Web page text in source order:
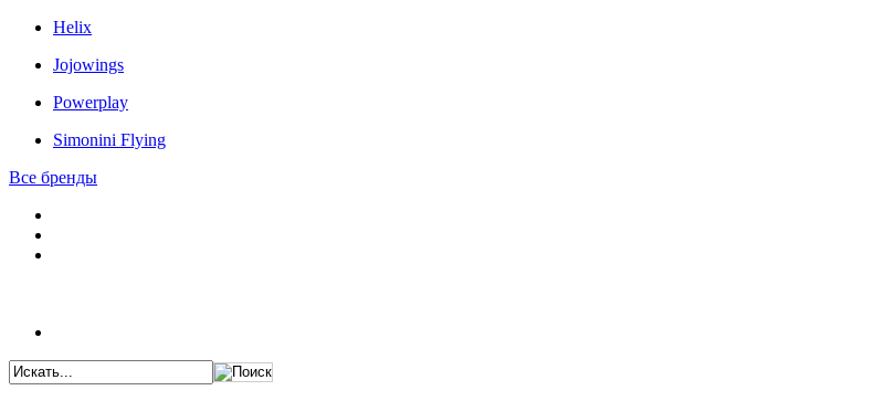
Helix
Jojowings
Powerplay
Simonini Flying
Все бренды